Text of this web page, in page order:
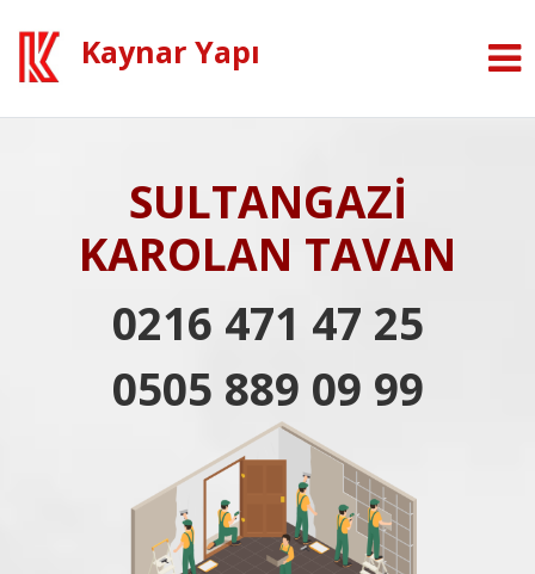
Kaynar Yapı
SULTANGAZİ
KAROLAN TAVAN
0216 471 47 25
0505 889 09 99